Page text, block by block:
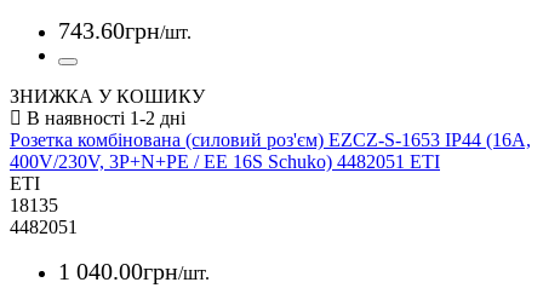
743.60грн/шт.
ЗНИЖКА У КОШИКУ
Розетка комбінована (силовий роз'єм) EZCZ-S-1653 IP44 (16A,
400V/230V, 3P+N+PE / EE 16S Schuko) 4482051 ETI
ETI
18135
4482051
1 040.00грн/шт.